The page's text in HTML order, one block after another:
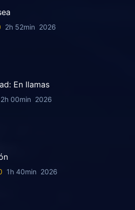
2h 52min 2026
En llamas
2h 00min 2026
1h 40min 2026